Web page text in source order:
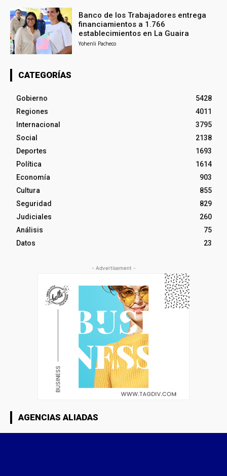
Banco de los Trabajadores entrega
financiamientos a 1.766
establecimientos en La Guaira
Yohenli Pacheco
CATEGORÍAS
Gobierno
5428
Regiones
4011
Internacional
3795
Social
2138
Deportes
1693
Política
1614
Economía
903
Cultura
855
Seguridad
829
Judiciales
260
Análisis
75
Datos
23
- Advertisement -
AGENCIAS ALIADAS